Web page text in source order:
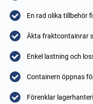
En rad olika tillbehör
Äkta fraktcontainrar
Enkel lastning och
Containern öppnas
Förenklar